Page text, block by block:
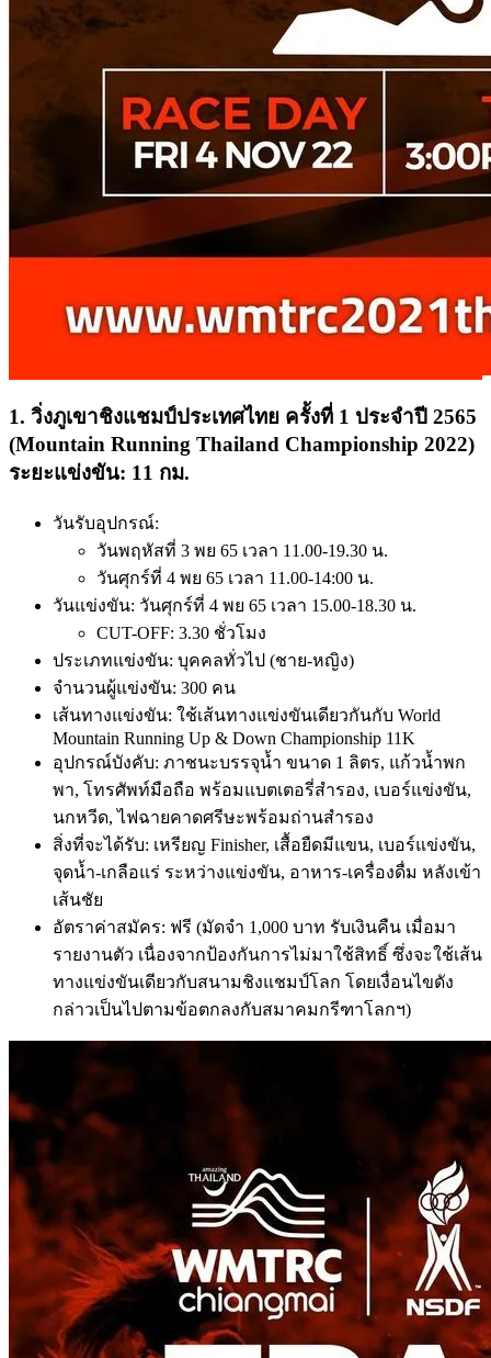
1. วิ่งภูเขาชิงแชมป์ประเทศไทย ครั้งที่ 1 ประจำปี 2565
(Mountain Running Thailand Championship 2022)
ระยะแข่งขัน: 11 กม.
วันรับอุปกรณ์:
วันพฤหัสที่ 3 พย 65 เวลา 11.00-19.30 น.
วันศุกร์ที่ 4 พย 65 เวลา 11.00-14:00 น.
วันแข่งขัน: วันศุกร์ที่ 4 พย 65 เวลา 15.00-18.30 น.
CUT-OFF: 3.30 ชั่วโมง
ประเภทแข่งขัน: บุคคลทั่วไป (ชาย-หญิง)
จำนวนผู้แข่งขัน: 300 คน
เส้นทางแข่งขัน: ใช้เส้นทางแข่งขันเดียวกันกับ World
Mountain Running Up & Down Championship 11K
อุปกรณ์บังคับ: ภาชนะบรรจุน้ำ ขนาด 1 ลิตร, แก้วน้ำพก
พา, โทรศัพท์มือถือ พร้อมแบตเตอรี่สำรอง, เบอร์แข่งขัน,
นกหวีด, ไฟฉายคาดศรีษะพร้อมถ่านสำรอง
สิ่งที่จะได้รับ: เหรียญ Finisher, เสื้อยืดมีแขน, เบอร์แข่งขัน,
จุดน้ำ-เกลือแร่ ระหว่างแข่งขัน, อาหาร-เครื่องดื่ม หลังเข้า
เส้นชัย
อัตราค่าสมัคร: ฟรี (มัดจำ 1,000 บาท รับเงินคืน เมื่อมา
รายงานตัว เนื่องจากป้องกันการไม่มาใช้สิทธิ์ ซึ่งจะใช้เส้น
ทางแข่งขันเดียวกับสนามชิงแชมป์โลก โดยเงื่อนไขดัง
กล่าวเป็นไปตามข้อตกลงกับสมาคมกรีฑาโลกฯ)